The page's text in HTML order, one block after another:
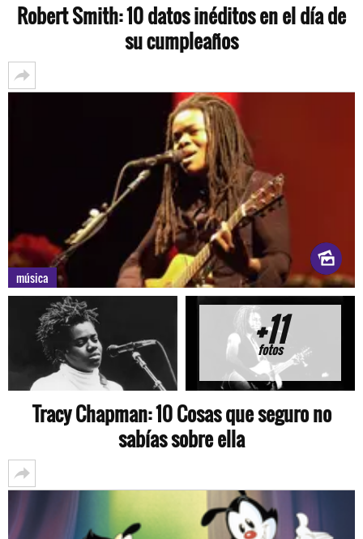
Robert Smith: 10 datos inéditos en el día de
su cumpleaños
música
+11
fotos
Tracy Chapman: 10 Cosas que seguro no
sabías sobre ella